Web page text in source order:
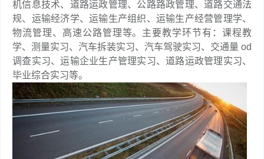
机信息技术、道路运政管理、公路路政管理、道路交通法
规、运输经济学、运输生产组织、运输生产经营管理学、
物流管理、高速公路管理等。主要教学环节有：课程教
学、测量实习、汽车拆装实习、汽车驾驶实习、交通量 od
调查实习、运输企业生产管理实习、道路运政管理实习、
毕业综合实习等。